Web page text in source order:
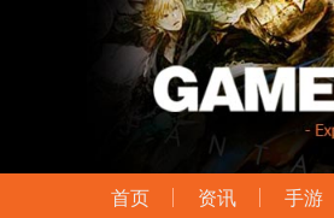
首页 资讯 手游